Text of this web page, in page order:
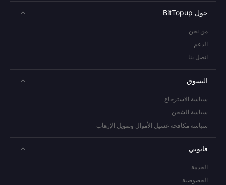
حول BitTopup
من نحن
الدعم
اتصل بنا
التسوق
سياسة الاسترجاع
سياسة الشحن
سياسة مكافحة غسيل الأموال وتمويل الإرهاب
قانوني
الخدمة
الخصوصية